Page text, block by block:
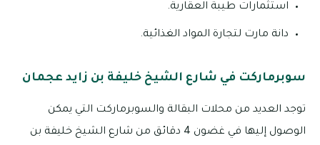
استثمارات طيبة العقارية.
دانة مارت لتجارة المواد الغذائية.
سوبرماركت في شارع الشيخ خليفة بن زايد عجمان
توجد العديد من محلات البقالة والسوبرماركت التي يمكن
الوصول إليها في غضون 4 دقائق من شارع الشيخ خليفة بن